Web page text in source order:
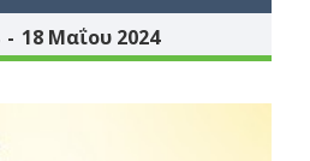
18 Μαΐου 2024